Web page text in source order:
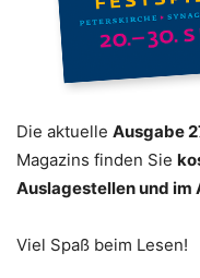
Die aktuelle Ausgabe
Magazins finden Sie
Auslagestellen und im
Viel Spaß beim Lesen!